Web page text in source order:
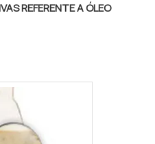
REFERENTE A ÓLEO